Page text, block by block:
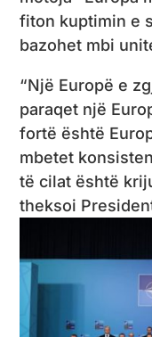
fiton kuptimin e
bazohet mbi
“Një Europë e
paraqet një
fortë është
mbetet
të cilat është
theksoi